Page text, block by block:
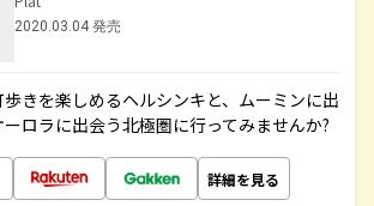
2020.03.04 発売
きを楽しめるヘルシンキと、ムーミンに出
ロラに出会う北極圏に行ってみませんか?
詳細を見る